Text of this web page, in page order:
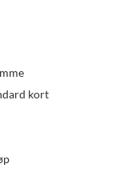
kort